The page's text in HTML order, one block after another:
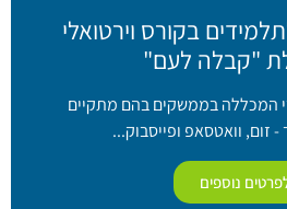
בקורס וירטואלי
"קבלה לעם"
המכללה בממשקים בהם מתקיים
זום, וואטסאפ ופייסבוק...
נוספים